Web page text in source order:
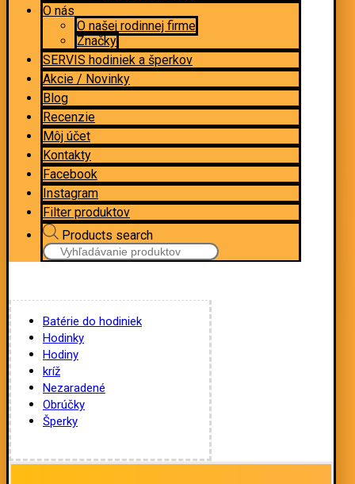
O nás
O našej rodinnej firme
Značky
SERVIS hodiniek a šperkov
Akcie / Novinky
Blog
Recenzie
Môj účet
Kontakty
Facebook
Instagram
Filter produktov
Products search
Batérie do hodiniek
Hodinky
Hodiny
kríž
Nezaradené
Obrúčky
Šperky